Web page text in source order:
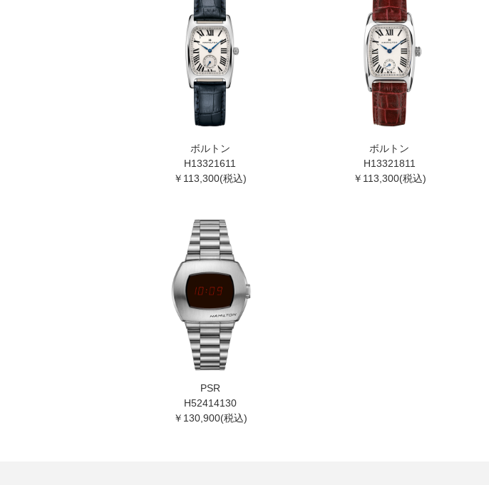
ボルトン
H13321611
￥113,300(税込)
ボルトン
H13321811
￥113,300(税込)
PSR
H52414130
￥130,900(税込)